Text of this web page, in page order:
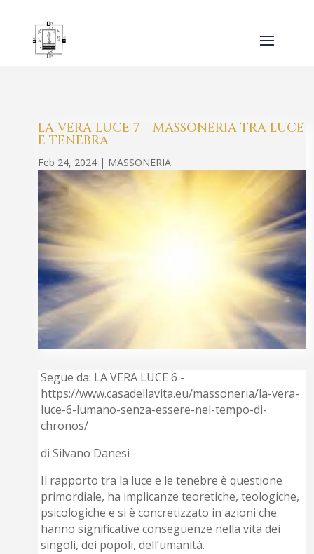
LA VERA LUCE 7 – MASSONERIA TRA LUCE
E TENEBRA
Feb 24, 2024 | MASSONERIA
Segue da: LA VERA LUCE 6 -
https://www.casadellavita.eu/massoneria/la-vera-
luce-6-lumano-senza-essere-nel-tempo-di-
chronos/
di Silvano Danesi
Il rapporto tra la luce e le tenebre è questione
primordiale, ha implicanze teoretiche, teologiche,
psicologiche e si è concretizzato in azioni che
hanno significative conseguenze nella vita dei
singoli, dei popoli, dell’umanità.